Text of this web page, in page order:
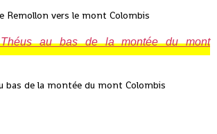
Remollon vers le mont Colombis
bas de la montée du mont Colombis